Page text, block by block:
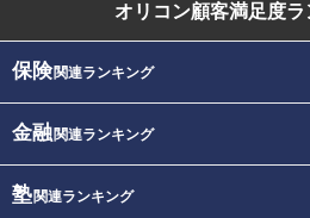
オリコン顧客満足度ラ
保険関連ランキング
金融関連ランキング
塾関連ランキング